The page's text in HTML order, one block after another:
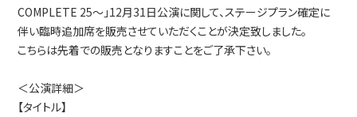
COMPLETE 25～」12月31日公演に関して、ステージプラン確定に
伴い臨時追加席を販売させていただくことが決定致しました。
こちらは先着での販売となりますことをご了承下さい。
＜公演詳細＞
【タイトル】